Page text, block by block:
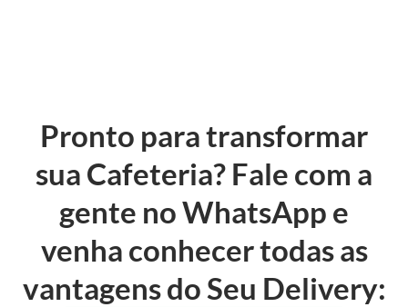
Pronto para transformar
sua Cafeteria? Fale com a
gente no WhatsApp e
venha conhecer todas as
vantagens do Seu Delivery: